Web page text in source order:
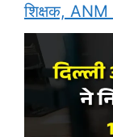
शिक्षक, ANM